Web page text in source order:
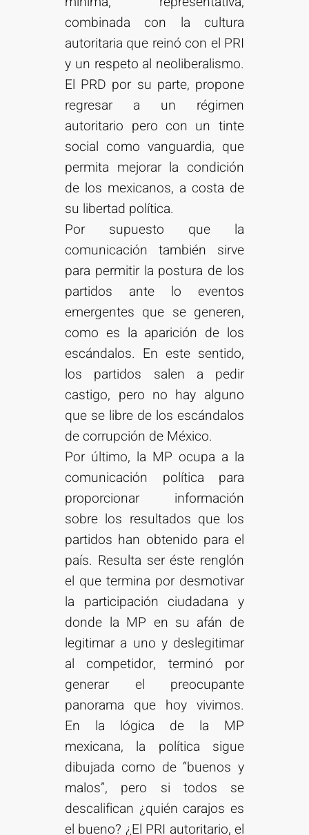
combinada con la cultura
autoritaria que reinó con el PRI
y un respeto al neoliberalismo.
El PRD por su parte, propone
regresar a un régimen
autoritario pero con un tinte
social como vanguardia, que
permita mejorar la condición
de los mexicanos, a costa de
su libertad política.
Por supuesto que la
comunicación también sirve
para permitir la postura de los
partidos ante lo eventos
emergentes que se generen,
como es la aparición de los
escándalos. En este sentido,
los partidos salen a pedir
castigo, pero no hay alguno
que se libre de los escándalos
de corrupción de México.
Por último, la MP ocupa a la
comunicación política para
proporcionar información
sobre los resultados que los
partidos han obtenido para el
país. Resulta ser éste renglón
el que termina por desmotivar
la participación ciudadana y
donde la MP en su afán de
legitimar a uno y deslegitimar
al competidor, terminó por
generar el preocupante
panorama que hoy vivimos.
En la lógica de la MP
mexicana, la política sigue
dibujada como de “buenos y
malos”, pero si todos se
descalifican ¿quién carajos es
el bueno? ¿El PRI autoritario, el